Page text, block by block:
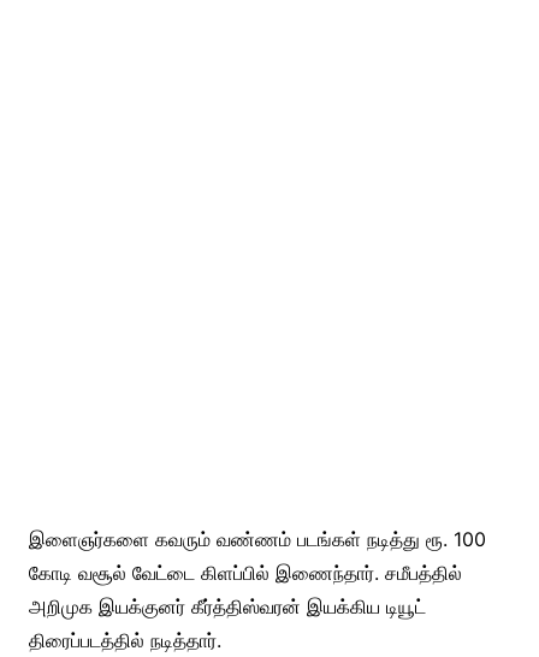
இளைஞர்களை கவரும் வண்ணம் படங்கள் நடித்து ரூ. 100
கோடி வசூல் வேட்டை கிளப்பில் இணைந்தார். சமீபத்தில்
அறிமுக இயக்குனர் கீர்த்திஸ்வரன் இயக்கிய டியூட்
திரைப்படத்தில் நடித்தார்.